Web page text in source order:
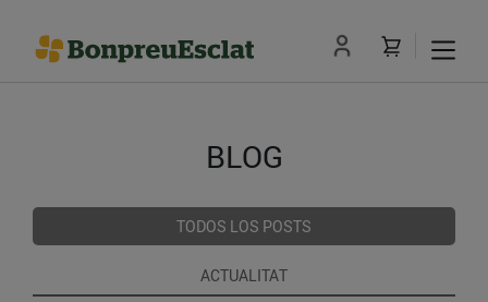
BLOG
TODOS LOS POSTS
ACTUALITAT